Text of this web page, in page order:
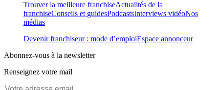
Trouver la meilleure franchiseActualités de la
franchiseConseils et guidesPodcastsInterviews vidéoNos
médias
Devenir franchiseur : mode d’emploiEspace annonceur
Abonnez-vous à la newsletter
Renseignez votre mail